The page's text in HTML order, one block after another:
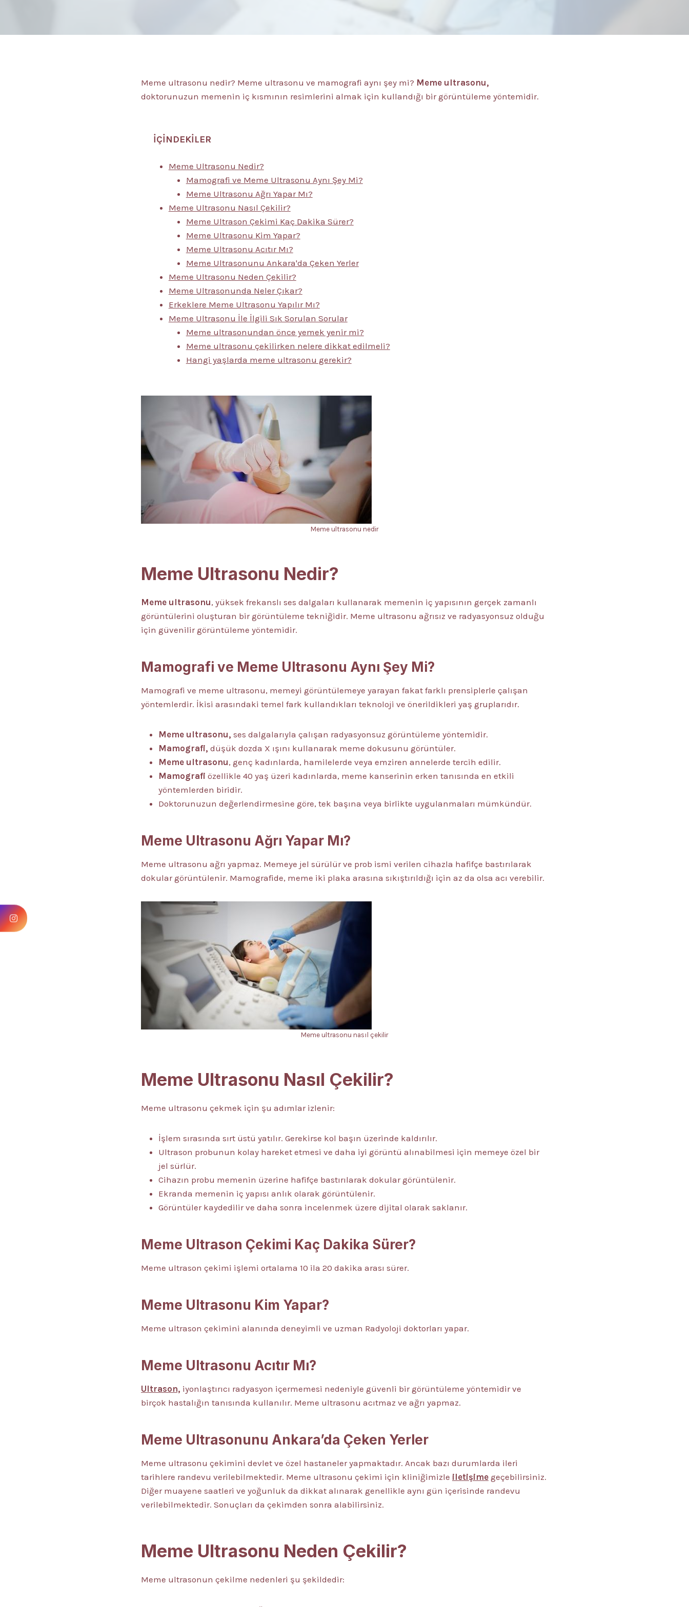
Meme ultrasonu nedir? Meme ultrasonu ve mamografi aynı şey mi? Meme ultrasonu,
doktorunuzun memenin iç kısmının resimlerini almak için kullandığı bir görüntüleme yöntemidir.
İÇİNDEKİLER
Meme Ultrasonu Nedir?
Mamografi ve Meme Ultrasonu Aynı Şey Mi?
Meme Ultrasonu Ağrı Yapar Mı?
Meme Ultrasonu Nasıl Çekilir?
Meme Ultrason Çekimi Kaç Dakika Sürer?
Meme Ultrasonu Kim Yapar?
Meme Ultrasonu Acıtır Mı?
Meme Ultrasonunu Ankara'da Çeken Yerler
Meme Ultrasonu Neden Çekilir?
Meme Ultrasonunda Neler Çıkar?
Erkeklere Meme Ultrasonu Yapılır Mı?
Meme Ultrasonu İle İlgili Sık Sorulan Sorular
Meme ultrasonundan önce yemek yenir mi?
Meme ultrasonu çekilirken nelere dikkat edilmeli?
Hangi yaşlarda meme ultrasonu gerekir?
Meme ultrasonu nedir
Meme Ultrasonu Nedir?
Meme ultrasonu, yüksek frekanslı ses dalgaları kullanarak memenin iç yapısının gerçek zamanlı
görüntülerini oluşturan bir görüntüleme tekniğidir. Meme ultrasonu ağrısız ve radyasyonsuz olduğu
için güvenilir görüntüleme yöntemidir.
Mamografi ve Meme Ultrasonu Aynı Şey Mi?
Mamografi ve meme ultrasonu, memeyi görüntülemeye yarayan fakat farklı prensiplerle çalışan
yöntemlerdir. İkisi arasındaki temel fark kullandıkları teknoloji ve önerildikleri yaş gruplarıdır.
Meme ultrasonu, ses dalgalarıyla çalışan radyasyonsuz görüntüleme yöntemidir.
Mamografi, düşük dozda X ışını kullanarak meme dokusunu görüntüler.
Meme ultrasonu, genç kadınlarda, hamilelerde veya emziren annelerde tercih edilir.
Mamografi özellikle 40 yaş üzeri kadınlarda, meme kanserinin erken tanısında en etkili
yöntemlerden biridir.
Doktorunuzun değerlendirmesine göre, tek başına veya birlikte uygulanmaları mümkündür.
Meme Ultrasonu Ağrı Yapar Mı?
Meme ultrasonu ağrı yapmaz. Memeye jel sürülür ve prob ismi verilen cihazla hafifçe bastırılarak
dokular görüntülenir. Mamografide, meme iki plaka arasına sıkıştırıldığı için az da olsa acı verebilir.
Meme ultrasonu nasıl çekilir
Meme Ultrasonu Nasıl Çekilir?
Meme ultrasonu çekmek için şu adımlar izlenir:
İşlem sırasında sırt üstü yatılır. Gerekirse kol başın üzerinde kaldırılır.
Ultrason probunun kolay hareket etmesi ve daha iyi görüntü alınabilmesi için memeye özel bir
jel sürlür.
Cihazın probu memenin üzerine hafifçe bastırılarak dokular görüntülenir.
Ekranda memenin iç yapısı anlık olarak görüntülenir.
Görüntüler kaydedilir ve daha sonra incelenmek üzere dijital olarak saklanır.
Meme Ultrason Çekimi Kaç Dakika Sürer?
Meme ultrason çekimi işlemi ortalama 10 ila 20 dakika arası sürer.
Meme Ultrasonu Kim Yapar?
Meme ultrason çekimini alanında deneyimli ve uzman Radyoloji doktorları yapar.
Meme Ultrasonu Acıtır Mı?
Ultrason, iyonlaştırıcı radyasyon içermemesi nedeniyle güvenli bir görüntüleme yöntemidir ve
birçok hastalığın tanısında kullanılır. Meme ultrasonu acıtmaz ve ağrı yapmaz.
Meme Ultrasonunu Ankara’da Çeken Yerler
Meme ultrasonu çekimini devlet ve özel hastaneler yapmaktadır. Ancak bazı durumlarda ileri
tarihlere randevu verilebilmektedir. Meme ultrasonu çekimi için kliniğimizle iletişime geçebilirsiniz.
Diğer muayene saatleri ve yoğunluk da dikkat alınarak genellikle aynı gün içerisinde randevu
verilebilmektedir. Sonuçları da çekimden sonra alabilirsiniz.
Meme Ultrasonu Neden Çekilir?
Meme ultrasonun çekilme nedenleri şu şekildedir: